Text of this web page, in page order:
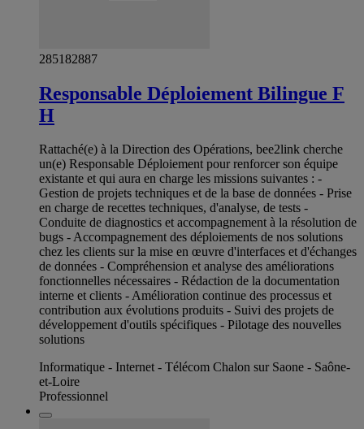
285182887
Responsable Déploiement Bilingue F
H
Rattaché(e) à la Direction des Opérations, bee2link cherche
un(e) Responsable Déploiement pour renforcer son équipe
existante et qui aura en charge les missions suivantes : -
Gestion de projets techniques et de la base de données - Prise
en charge de recettes techniques, d'analyse, de tests -
Conduite de diagnostics et accompagnement à la résolution de
bugs - Accompagnement des déploiements de nos solutions
chez les clients sur la mise en œuvre d'interfaces et d'échanges
de données - Compréhension et analyse des améliorations
fonctionnelles nécessaires - Rédaction de la documentation
interne et clients - Amélioration continue des processus et
contribution aux évolutions produits - Suivi des projets de
développement d'outils spécifiques - Pilotage des nouvelles
solutions
Informatique - Internet - Télécom Chalon sur Saone - Saône-
et-Loire
Professionnel